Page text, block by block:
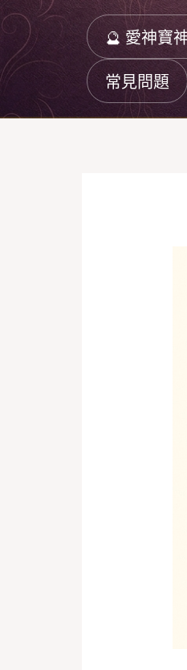
跳
至
主
要
內
🔮 愛神寶
常見問題